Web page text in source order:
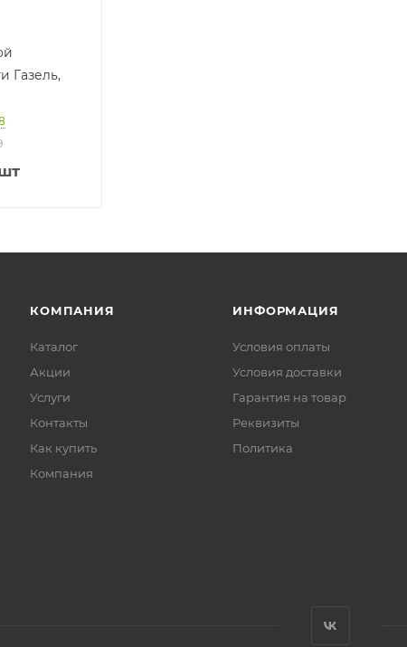
Газель,
КОМПАНИЯ
Каталог
Акции
Услуги
Контакты
Как купить
Компания
ИНФОРМАЦИЯ
Условия оплаты
Условия доставки
Гарантия на товар
Реквизиты
Политика